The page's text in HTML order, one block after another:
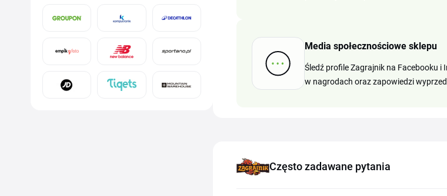
Media społecznościowe sklepu
Śledź profile Zagrajnik na Facebooku
w nagrodach oraz zapowiedzi
Często zadawane pytania